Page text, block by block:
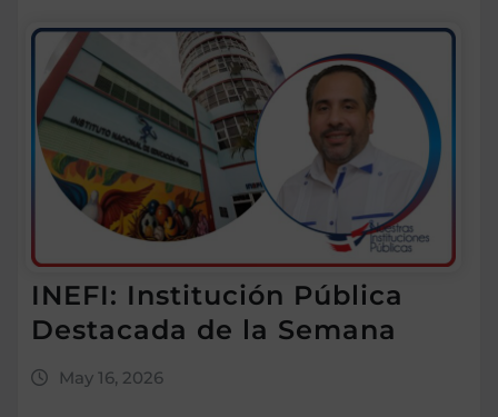
INEFI: Institución Pública
Destacada de la Semana
May 16, 2026